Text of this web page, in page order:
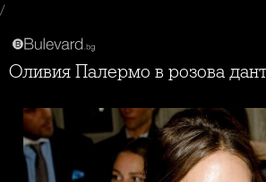
/
Оливия Палермо в розова